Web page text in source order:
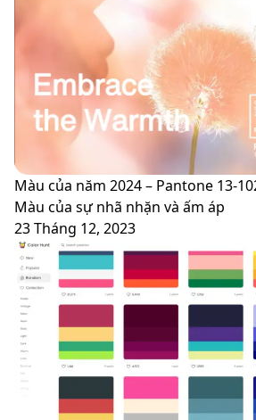
ghi
với
chất
lượng
hoạt
với
một
nhật
mới
Màu của năm 2024 – Pantone 13-
Màu của sự nhã nhặn và ấm áp
23 Tháng 12, 2023